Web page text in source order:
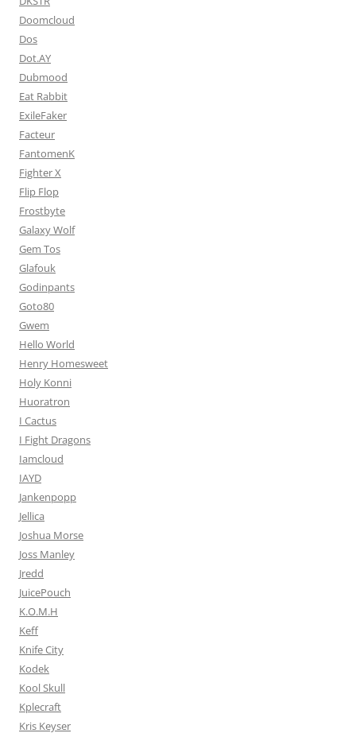
Doomcloud
Dos
Dot.AY
Dubmood
Eat Rabbit
ExileFaker
Facteur
FantomenK
Fighter X
Flip Flop
Frostbyte
Galaxy Wolf
Gem Tos
Glafouk
Godinpants
Goto80
Gwem
Hello World
Henry Homesweet
Holy Konni
Huoratron
I Cactus
I Fight Dragons
Iamcloud
IAYD
Jankenpopp
Jellica
Joshua Morse
Joss Manley
Jredd
JuicePouch
K.O.M.H
Keff
Knife City
Kodek
Kool Skull
Kplecraft
Kris Keyser